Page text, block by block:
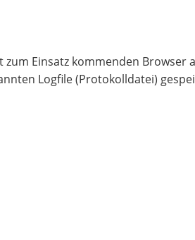
Einsatz kommenden
Logfile (Protokolldatei)